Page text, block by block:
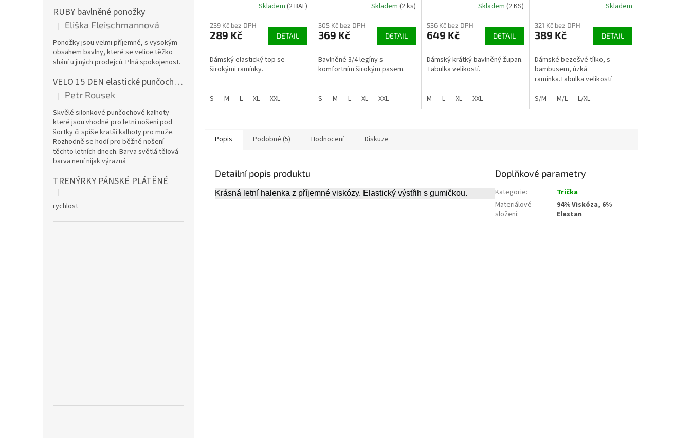
RUBY bavlněné ponožky
Hodnocení produktu je 5 z 5 hvězdiček.
| Eliška Fleischmannová
Ponožky jsou velmi příjemné, s vysokým
obsahem bavlny, které se velice těžko
shání u jiných prodejců. Plná spokojenost.
VELO 15 DEN elastické punčochové kalhoty
Hodnocení produktu je 5 z 5 hvězdiček.
| Petr Rousek
Skvělé silonkové punčochové kalhoty
které jsou vhodné pro letní nošení pod
šortky či spíše kratší kalhoty pro muže.
Rozhodně se hodí pro běžné nošení
těchto letních dnech. Barva světlá tělová
barva není nijak výrazná
TRENÝRKY PÁNSKÉ PLÁTĚNÉ
Hodnocení produktu je 5 z 5 hvězdiček.
|
rychlost
Skladem (2 BAL)
239 Kč bez DPH
289 Kč DETAIL
Dámský elastický top se
širokými ramínky.
S M L XL XXL
Skladem (2 ks)
305 Kč bez DPH
369 Kč DETAIL
Bavlněné 3/4 legíny s
komfortním širokým pasem.
S M L XL XXL
Skladem(2 KS)
536 Kč bez DPH
649 Kč DETAIL
Dámský krátký bavlněný župan.
Tabulka velikostí.
M L XL XXL
Skladem
321 Kč bez DPH
389 Kč DETAIL
Dámské bezešvé tílko, s
bambusem, úzká
ramínka.Tabulka velikostí
S/M
M/L L/XL
Popis Podobné (5) Hodnocení Diskuze
Detailní popis produktu
Krásná letní halenka z příjemné viskózy. Elastický výstřih s gumičkou.
Doplňkové parametry
Kategorie:
Trička
Materiálové
složení:
94% Viskóza, 6%
Elastan